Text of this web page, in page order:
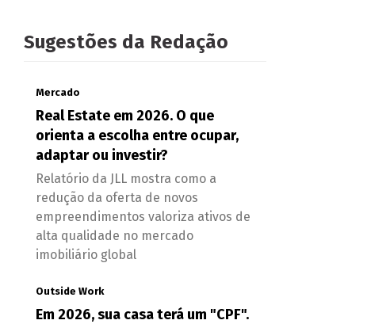
Sugestões da Redação
Mercado
Real Estate em 2026. O que
orienta a escolha entre ocupar,
adaptar ou investir?
Relatório da JLL mostra como a
redução da oferta de novos
empreendimentos valoriza ativos de
alta qualidade no mercado
imobiliário global
Outside Work
Em 2026, sua casa terá um "CPF".